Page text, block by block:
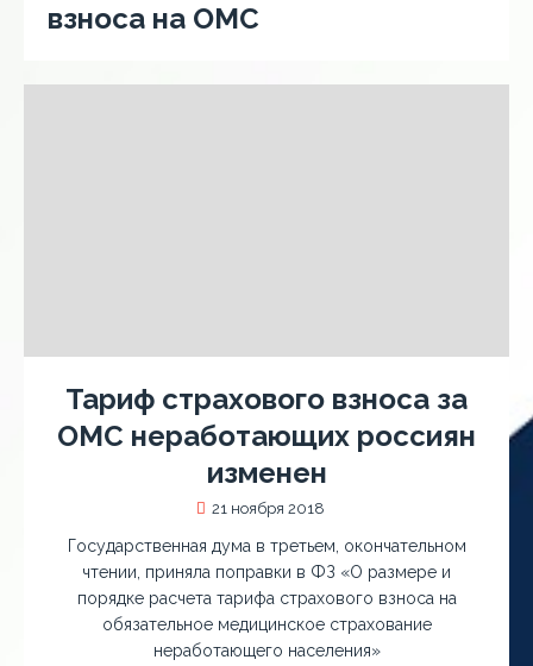
взноса на ОМС
Тариф страхового взноса за
ОМС неработающих россиян
изменен
21 ноября 2018
Государственная дума в третьем, окончательном
чтении, приняла поправки в ФЗ «О размере и
порядке расчета тарифа страхового взноса на
обязательное медицинское страхование
неработающего населения»